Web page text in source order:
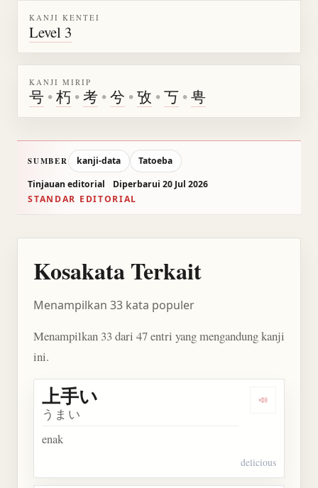
KANJI KENTEI
Level 3
KANJI MIRIP
号 •朽 •考 •兮 •攷 •丂 •甹
SUMBER kanji-data
Tatoeba
Tinjauan editorial
Diperbarui 20 Jul 2026
STANDAR EDITORIAL
Kosakata Terkait
Menampilkan 33 kata populer
Menampilkan 33 dari 47 entri yang mengandung kanji
ini.
Dengarkan
上手い
うまい
enak
delicious